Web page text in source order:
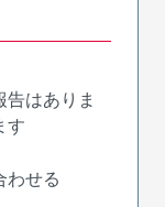
はありま
す
わせる